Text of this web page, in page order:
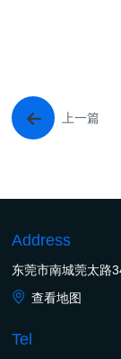
上一篇
Address
东莞市南城莞太路
查看地图
Tel